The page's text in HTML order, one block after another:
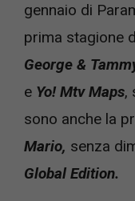
gennaio di
prima stagione
George &
e Yo! Mtv Maps,
sono anche la
Mario, senza
Global Edition.